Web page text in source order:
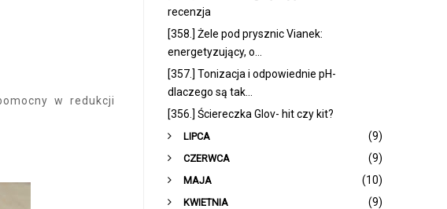
w redukcji
recenzja
[358.] Żele pod prysznic Vianek:
energetyzujący, o...
[357.] Tonizacja i odpowiednie pH-
dlaczego są tak...
[356.] Ściereczka Glov- hit czy kit?
►
LIPCA
(9)
►
CZERWCA
(9)
►
MAJA
(10)
►
KWIETNIA
(9)